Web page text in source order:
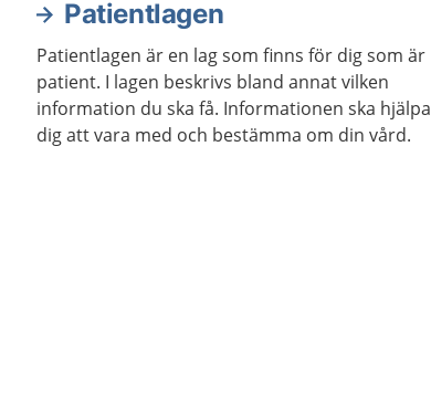
Patientlagen
Patientlagen är en lag som finns för dig som är
patient. I lagen beskrivs bland annat vilken
information du ska få. Informationen ska hjälpa
dig att vara med och bestämma om din vård.